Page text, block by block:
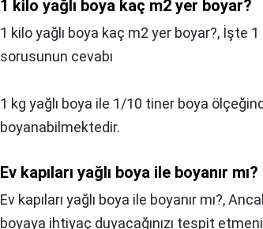
1 kilo yağlı boya kaç m2 yer boyar?
1 kilo yağlı boya kaç m2 yer boyar?, İşte 1
sorusunun cevabı
1 kg yağlı boya ile 1/10 tiner boya
boyanabilmektedir.
Ev kapıları yağlı boya ile boyanır mı?
Ev kapıları yağlı boya ile boyanır mı?,
boyaya ihtiyaç duyacağınızı tespit